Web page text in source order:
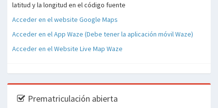
latitud y la longitud en el código fuente
Acceder en el website Google Maps
Acceder en el App Waze (Debe tener la aplicación móvil Waze)
Acceder en el Website Live Map Waze
Prematriculación abierta